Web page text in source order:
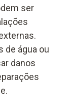
ser
de água ou
danos